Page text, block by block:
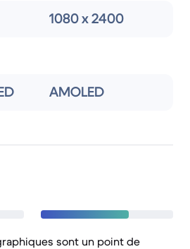
1080 x 2400
AMOLED
sont un point de